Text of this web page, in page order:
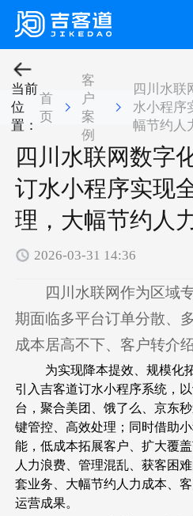
当前
位
置：
首
页
客
户
案
例
四川水联
水小程序
幅节约人
四川水联网数字
订水小程序实现
理，大幅节约人
2026-03-31 14:36
四川水联网作为区域
期面临多平台订单分散、
成本居高不下、客户转介
为实现降本提效、规模化
引入吉客道订水小程序系统，
台，聚合美团、饿了么、京东
键管控、高效处理；同时借助
能，低成本拓展客户、扩大覆
人力浪费、管理混乱、获客困
套业务、大幅节约人力成本、
运营成果。